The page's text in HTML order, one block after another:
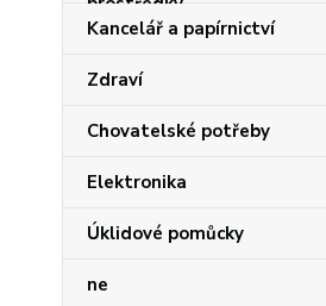
Kancelář a papírnictví
Zdraví
Chovatelské potřeby
Elektronika
Úklidové pomůcky
ne